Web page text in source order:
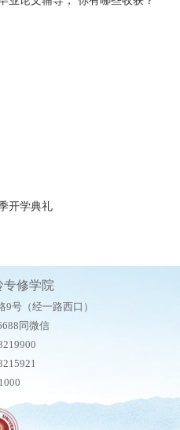
开学典礼
专修学院
号（经一路西口）
同微信